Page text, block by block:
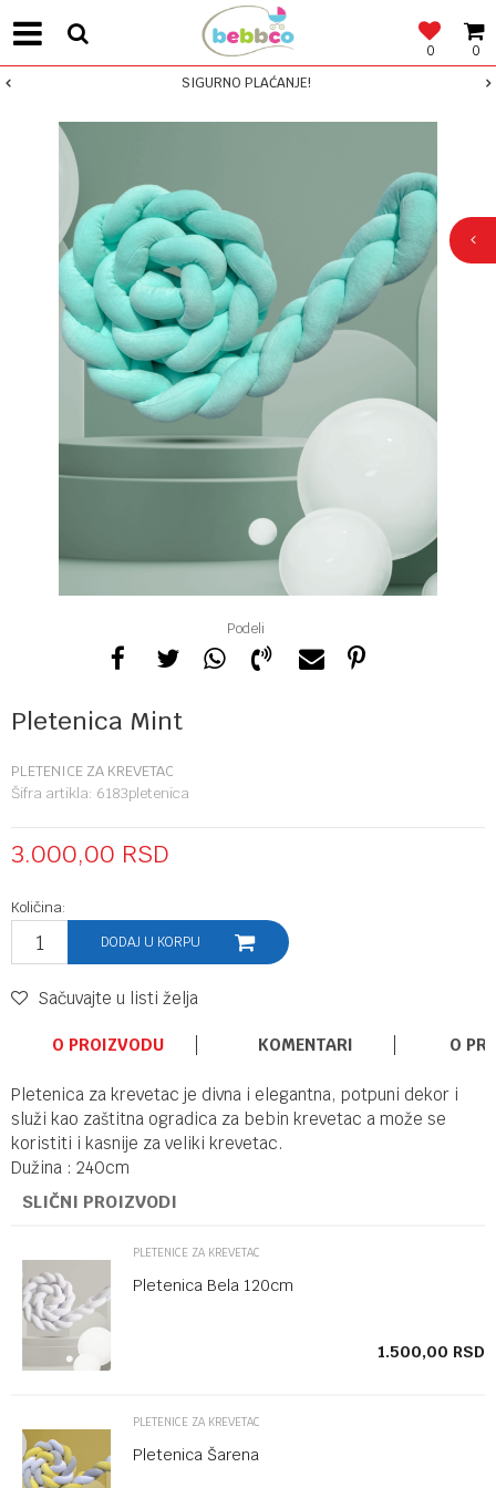
0
0
SIGURNO PLAĆANJE!
Podeli
Pletenica Mint
PLETENICE ZA KREVETAC
Šifra artikla: 6183pletenica
3.000,00 RSD
Količina:
DODAJ U KORPU
Sačuvajte u listi želja
O PROIZVODU KOMENTARI O
Pletenica za krevetac je divna i elegantna, potpuni dekor i
služi kao zaštitna ogradica za bebin krevetac a može se
koristiti i kasnije za veliki krevetac.
Dužina : 240cm
SLIČNI PROIZVODI
PLETENICE ZA KREVETAC
Pletenica Bela 120cm
1.500,00 RSD
PLETENICE ZA KREVETAC
Pletenica Šarena